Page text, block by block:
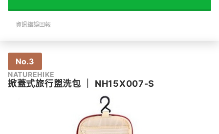
資訊錯誤回報
No.3
NATUREHIKE
掀蓋式旅行盥洗包 NH15X007-S